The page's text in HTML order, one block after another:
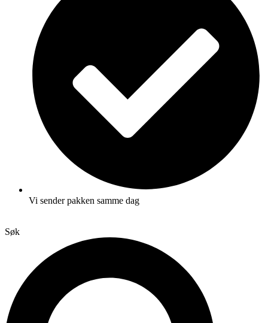
Vi sender pakken samme dag
Søk